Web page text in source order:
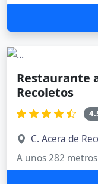
Restaurante
Recoletos
C. Acera de
A unos 282